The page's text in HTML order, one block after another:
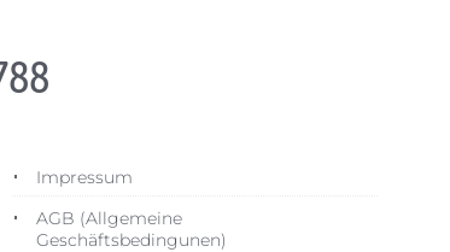
Impressum
AGB (Allgemeine
Geschäftsbedingunen)